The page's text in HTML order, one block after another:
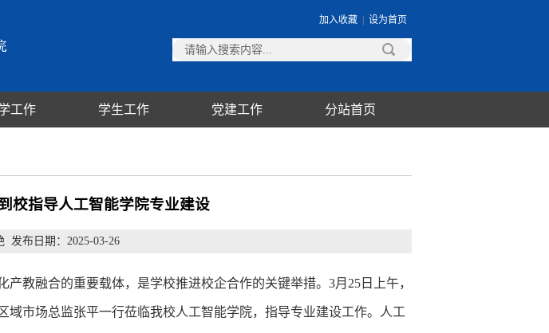
加入收藏 设为首页
工作 学生工作 党建工作 分站首页
校指导人工智能学院专业建设
发布日期：2025-03-26
教融合的重要载体，是学校推进校企合作的关键举措。3月25日上午，
市场总监张平一行莅临我校人工智能学院，指导专业建设工作。人工